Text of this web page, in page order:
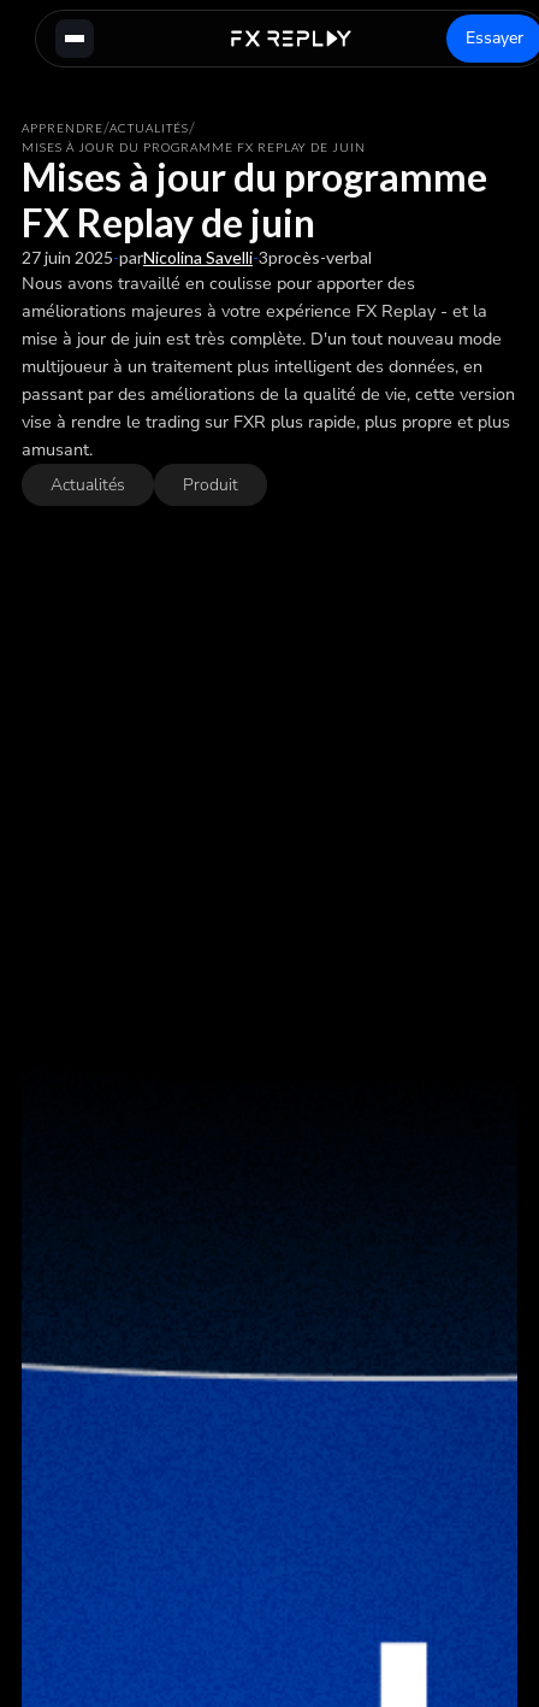
Essayer
APPRENDRE/ACTUALITÉS/
MISES À JOUR DU PROGRAMME FX REPLAY DE JUIN
Mises à jour du programme
FX Replay de juin
27 juin 2025-parNicolina Savelli-3procès-verbal
Nous avons travaillé en coulisse pour apporter des
améliorations majeures à votre expérience FX Replay - et la
mise à jour de juin est très complète. D'un tout nouveau mode
multijoueur à un traitement plus intelligent des données, en
passant par des améliorations de la qualité de vie, cette version
vise à rendre le trading sur FXR plus rapide, plus propre et plus
amusant.
Actualités Produit